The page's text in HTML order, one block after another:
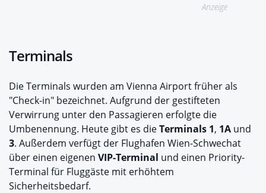
Anzeige
Terminals
Die Terminals wurden am Vienna Airport früher als
"Check-in" bezeichnet. Aufgrund der gestifteten
Verwirrung unter den Passagieren erfolgte die
Umbenennung. Heute gibt es dieTerminals 1, 1A und
3. Außerdem verfügt der Flughafen Wien-Schwechat
über einen eigenen VIP-Terminal und einen Priority-
Terminal für Fluggäste mit erhöhtem
Sicherheitsbedarf.